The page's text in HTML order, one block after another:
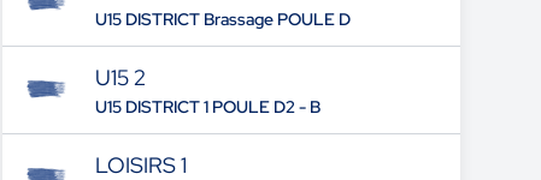
U15 DISTRICT Brassage POULE D
U15 2
U15 DISTRICT 1 POULE D2 - B
LOISIRS 1